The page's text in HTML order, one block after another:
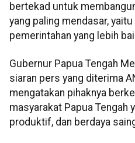
bertekad untuk
yang paling mendasar,
pemerintahan yang lebih
Gubernur Papua Tengah
siaran pers yang diterima
mengatakan pihaknya
masyarakat Papua Tengah
produktif, dan berdaya